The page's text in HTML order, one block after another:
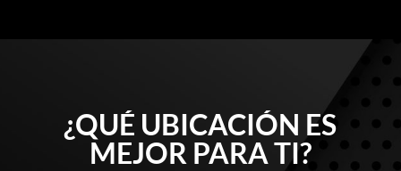
¿QUÉ UBICACIÓN ES
MEJOR PARA TI?